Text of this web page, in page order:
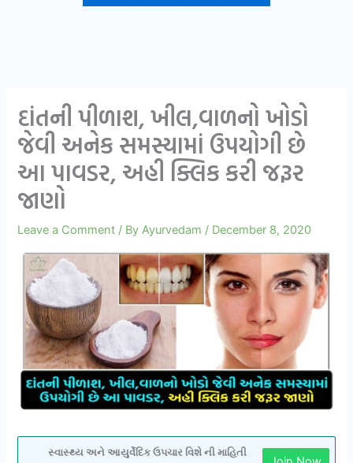
દાંતની પીળાશ, ખીલ,વાળનો ખોડો
જેવી અનેક સમસ્યામાં ઉપયોગી છે
આ પાવડર, અહી ક્લિક કરી જરૂર
જાણો
Leave a Comment / ByAyurvedam / December 8, 2020
સ્વાસ્થ્ય અને આયુર્વેદિક ઉપચાર વિશે ની માહિતી